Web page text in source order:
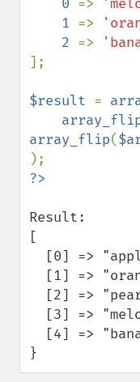
0 =>
1 =>
2 =>
];
$result =
array_flip(
Result:
[
}